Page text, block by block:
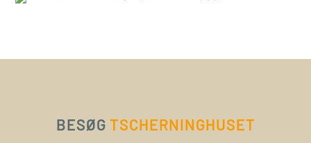
BESØG TSCHERNINGHUSET